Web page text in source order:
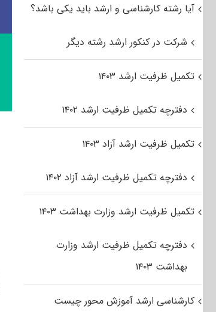
آیا رشته کارشناسی و ارشد باید یکی باشد؟
شرکت در کنکور ارشد رشته دیگر
تکمیل ظرفیت ارشد ۱۴۰۳
دفترچه تکمیل ظرفیت ارشد ۱۴۰۲
تکمیل ظرفیت ارشد آزاد ۱۴۰۳
دفترچه تکمیل ظرفیت ارشد آزاد ۱۴۰۲
تکمیل ظرفیت ارشد وزارت بهداشت ۱۴۰۳
دفترچه تکمیل ظرفیت ارشد وزارت
بهداشت ۱۴۰۳
کارشناسی ارشد آموزش محور چیست